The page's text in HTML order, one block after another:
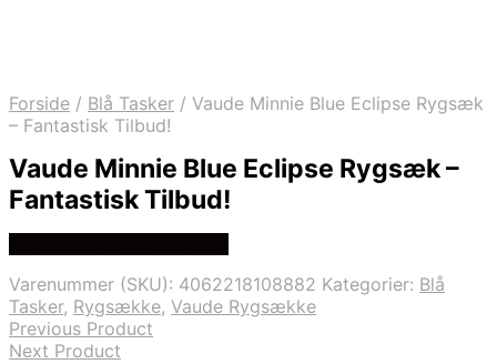
Forside / Blå Tasker / Vaude Minnie Blue Eclipse Rygsæk
– Fantastisk Tilbud!
Vaude Minnie Blue Eclipse Rygsæk –
Fantastisk Tilbud!
Varenummer (SKU): 4062218108882 Kategorier: Blå
Tasker, Rygsække, Vaude Rygsække
Previous Product
Next Product